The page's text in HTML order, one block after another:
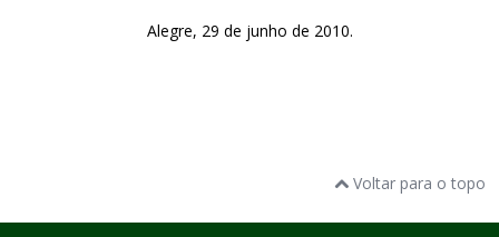
Alegre, 29 de junho de 2010.
Voltar para o topo